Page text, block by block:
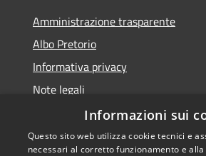
Amministrazione trasparente
Albo Pretorio
Informativa privacy
Note legali
Dichiarazione di accessibilità
Informazioni sui
Questo sito web utilizza cookie tecnici e
necessari al corretto funzionamento e